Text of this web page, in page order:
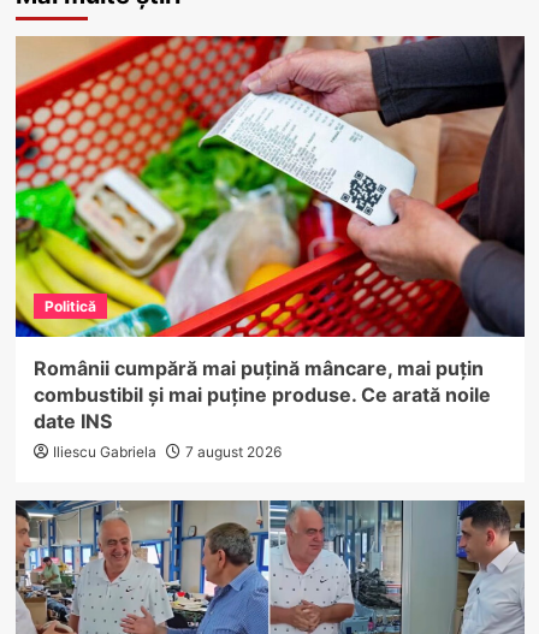
Politică
Românii cumpără mai puțină mâncare, mai puțin
combustibil și mai puține produse. Ce arată noile
date INS
Iliescu Gabriela 7 august 2026